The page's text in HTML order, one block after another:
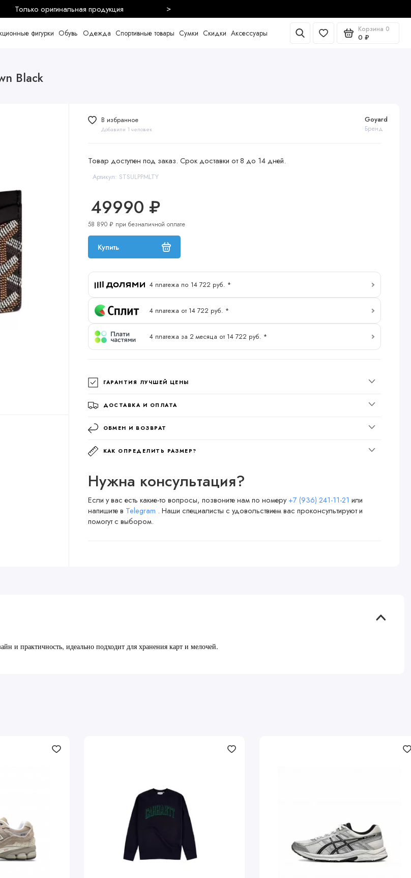
Безопасная и быстрая доставка >
фигурки Обувь Одежда Спортивные товары Сумки Скидки Аксессуары Корзина 0
0 ₽
Black
Товар доступен под заказ. Срок доставки от 8 до 14 дней.
Артикул: STSULPPMLTY
Goyard
Бренд
49990 ₽
58 890 ₽ при безналичной оплате
Купить
4 платежа по 14 722 руб. *
4 платежа от 14 722 руб. *
4 платежа за 2 месяца от 14 722 руб. *
В избранное
Добавили 1 человек
ГАРАНТИЯ ЛУЧШЕЙ ЦЕНЫ
ДОСТАВКА И ОПЛАТА
ОБМЕН И ВОЗВРАТ
КАК ОПРЕДЕЛИТЬ РАЗМЕР?
Нужна консультация?
Если у вас есть какие-то вопросы, позвоните нам по номеру+7 (936) 241-11-21 или
напишите в Telegram . Наши специалисты с удовольствием вас проконсультируют и
помогут с выбором.
и практичность, идеально подходит для хранения карт и мелочей.